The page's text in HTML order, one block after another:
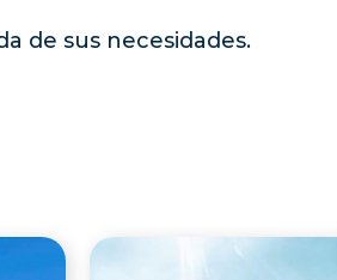
de sus necesidades.